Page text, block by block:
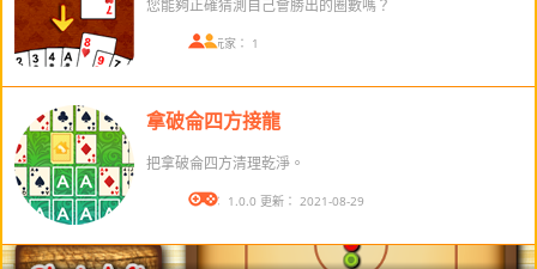
您能夠正確猜測自己會勝出的圈數嗎？
在線玩家： 1
拿破侖四方接龍
把拿破侖四方清理乾淨。
版本： 1.0.0 更新： 2021-08-29